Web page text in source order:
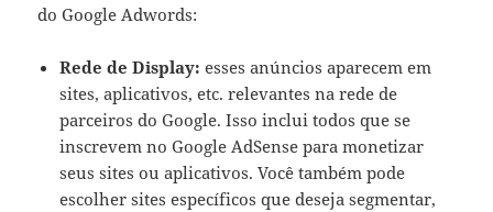
do Google Adwords:
Rede de Display: esses anúncios aparecem em
sites, aplicativos, etc. relevantes na rede de
parceiros do Google. Isso inclui todos que se
inscrevem no Google AdSense para monetizar
seus sites ou aplicativos. Você também pode
escolher sites específicos que deseja segmentar,